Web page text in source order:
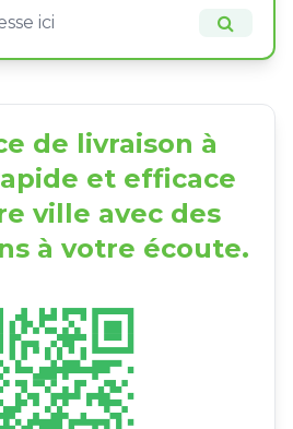
de livraison à
et efficace
ville avec des
à votre écoute.